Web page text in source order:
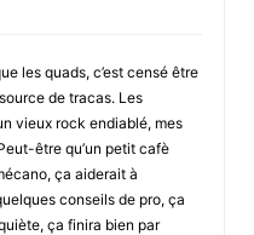
les quads, c’est censé être
de tracas. Les
vieux rock endiablé, mes
être qu’un petit cafè
ça aiderait à
conseils de pro, ça
ça finira bien par